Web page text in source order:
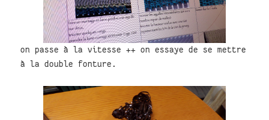
on passe à la vitesse ++ on essaye de se mettre
à la double fonture.